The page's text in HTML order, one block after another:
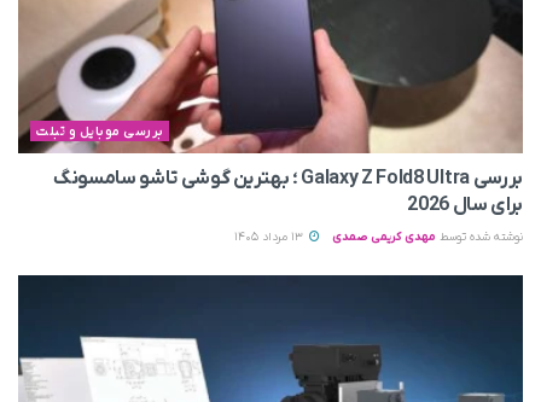
بررسی موبایل و تبلت
بررسی Galaxy Z Fold8 Ultra ؛ بهترین گوشی تاشو سامسونگ
برای سال 2026
نوشته شده توسط مهدی کریمی صمدی